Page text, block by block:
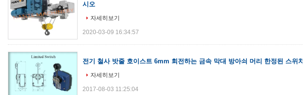
시오
자세히보기
2020-03-09 16:34:57
전기 철사 밧줄 호이스트 6mm 회전하는 금속 막대 방아쇠 머리 한정된 스위치
자세히보기
2017-08-03 11:25:04